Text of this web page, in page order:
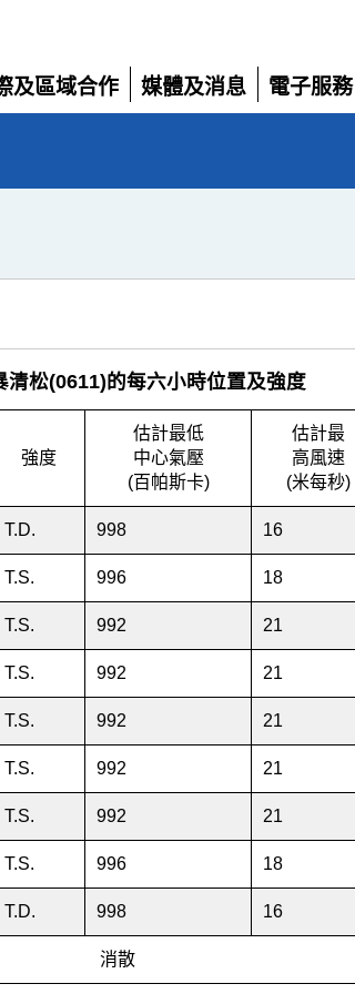
及區域合作
媒體及消息
展
電子服務
展
清松(0611)的每六小時位置及強度
強度
估計最低
中心氣壓
(百帕斯卡)
估計最
高風速
(米每秒)
T.D. 998 16
T.S. 996 18
T.S. 992 21
T.S. 992 21
T.S. 992 21
T.S. 992 21
T.S. 992 21
T.S. 996 18
T.D. 998 16
消散